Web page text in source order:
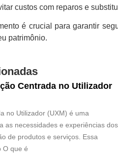
custos com reparos e
é crucial para garantir
patrimônio.
Centrada no Utilizador
no Utilizador (UXM) é uma
as necessidades e experiências dos
de produtos e serviços. Essa
O que é